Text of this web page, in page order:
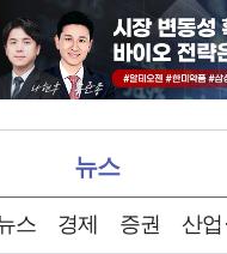
뉴스
스 경제 증권 산업